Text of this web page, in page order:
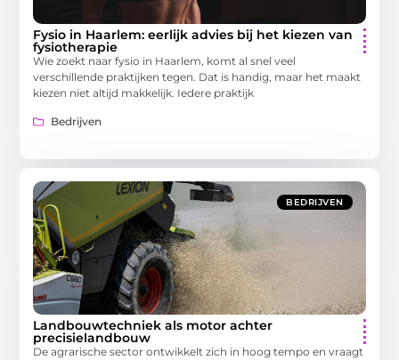
Fysio in Haarlem: eerlijk advies bij het kiezen van
fysiotherapie
Wie zoekt naar fysio in Haarlem, komt al snel veel
verschillende praktijken tegen. Dat is handig, maar het maakt
kiezen niet altijd makkelijk. Iedere praktijk
Bedrijven
BEDRIJVEN
Landbouwtechniek als motor achter
precisielandbouw
De agrarische sector ontwikkelt zich in hoog tempo en vraagt